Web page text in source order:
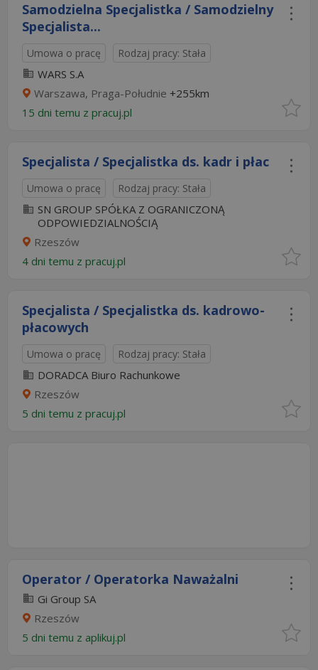
Samodzielna Specjalistka / Samodzielny
Specjalista...
Umowa o pracę Rodzaj pracy: Stała
WARS S.A
Warszawa, Praga-Południe +255km
15 dni temu z pracuj.pl
Specjalista / Specjalistka ds. kadr i płac
Umowa o pracę Rodzaj pracy: Stała
SN GROUP SPÓŁKA Z OGRANICZONĄ
ODPOWIEDZIALNOŚCIĄ
Rzeszów
4 dni temu z pracuj.pl
Specjalista / Specjalistka ds. kadrowo-
płacowych
Umowa o pracę Rodzaj pracy: Stała
DORADCA Biuro Rachunkowe
Rzeszów
5 dni temu z pracuj.pl
Operator / Operatorka Naważalni
Gi Group SA
Rzeszów
5 dni temu z aplikuj.pl